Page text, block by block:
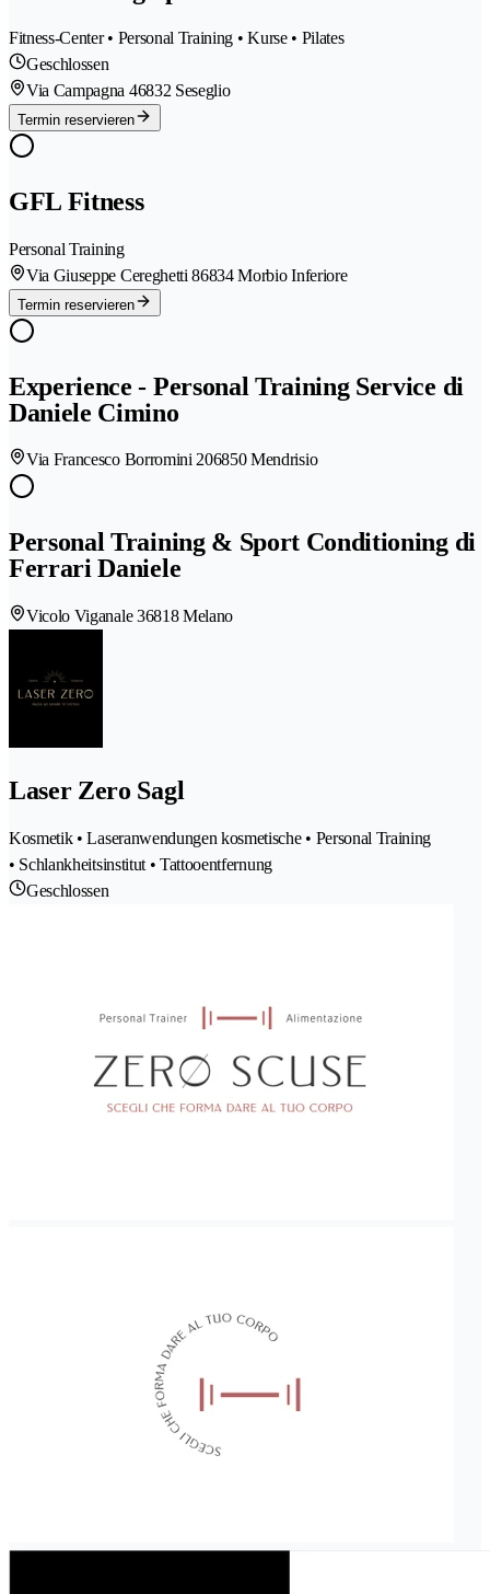
Fitness-Center • Personal Training • Kurse • Pilates
Geschlossen
Via Campagna 46832 Seseglio
Termin reservieren
GFL Fitness
Personal Training
Via Giuseppe Cereghetti 86834 Morbio Inferiore
Termin reservieren
Experience - Personal Training Service di
Daniele Cimino
Via Francesco Borromini 206850 Mendrisio
Personal Training & Sport Conditioning di
Ferrari Daniele
Vicolo Viganale 36818 Melano
Laser Zero Sagl
Kosmetik • Laseranwendungen kosmetische • Personal Training
• Schlankheitsinstitut • Tattooentfernung
Geschlossen